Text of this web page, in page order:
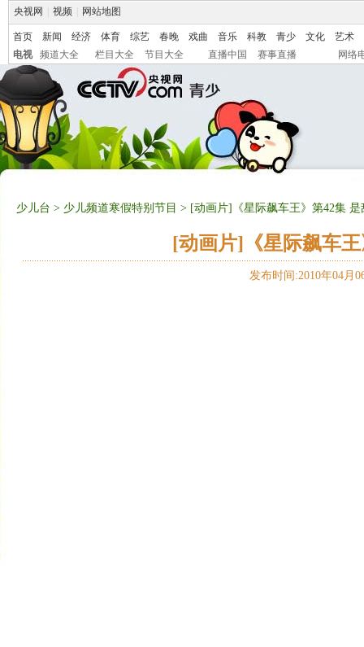
央视网 视频 网站地图
首页 新闻 经济 体育 综艺 春晚 戏曲 音乐 科教 青少 文化
艺术
电视
频道大全 栏目大全 节目大全 直播中国 赛事直播 网络
少儿台 > 少儿频道寒假特别节目 > [动画片]《星际飙车王》第42集
[动画片]《星际飙车
发布时间:2010年04月